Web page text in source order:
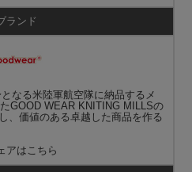
ランド
なる米陸軍航空隊に納品するメ
GOOD WEAR KNITING MILLSの
、価値のある卓越した商品を作る
アはこちら